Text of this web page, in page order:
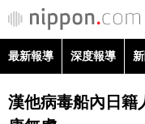
最新報導 深度報導
漢他病毒船內日籍